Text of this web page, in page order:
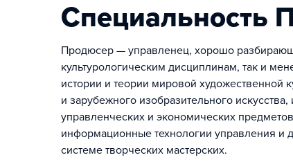
Специальность
Продюсер — управленец, хорошо
культурологическим дисциплинам, так и
истории и теории мировой художественной
и зарубежного изобразительного
управленческих и экономических
информационные технологии управления и
системе творческих мастерских.